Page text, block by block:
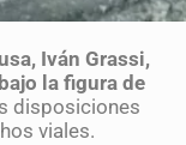
Iván Grassi,
la figura de
disposiciones
viales.